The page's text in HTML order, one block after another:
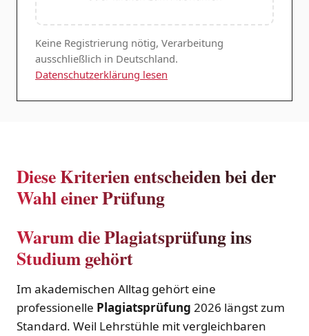
Keine Registrierung nötig, Verarbeitung
ausschließlich in Deutschland.
Datenschutzerklärung lesen
Diese Kriterien entscheiden bei der
Wahl einer Prüfung
Warum die Plagiatsprüfung ins
Studium gehört
Im akademischen Alltag gehört eine
professionelle Plagiatsprüfung 2026 längst zum
Standard. Weil Lehrstühle mit vergleichbaren